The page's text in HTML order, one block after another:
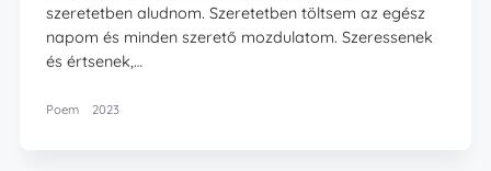
szeretetben aludnom. Szeretetben töltsem az egész
napom és minden szerető mozdulatom. Szeressenek
és értsenek,…
Poem 2023